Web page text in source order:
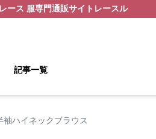
レース 服専門通販サイト レースル
記事一覧
袖ハイネックブラウス